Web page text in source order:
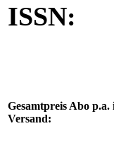
ISSN:
Gesamtpreis Abo
Versand: